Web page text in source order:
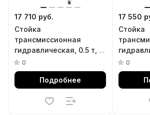
17 710 руб.
Стойка
трансмиссионная
гидравлическая, 0.5 т, H
подъема 1130-1945 мм
Matrix
0
Подробнее
17 550
Стойка
Matrix
0